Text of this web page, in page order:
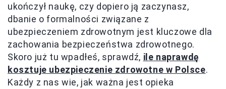
ukończył naukę, czy dopiero ją zaczynasz,
dbanie o formalności związane z
ubezpieczeniem zdrowotnym jest kluczowe dla
zachowania bezpieczeństwa zdrowotnego.
Skoro już tu wpadłeś, sprawdź, ile naprawdę
kosztuje ubezpieczenie zdrowotne w Polsce.
Każdy z nas wie, jak ważna jest opieka